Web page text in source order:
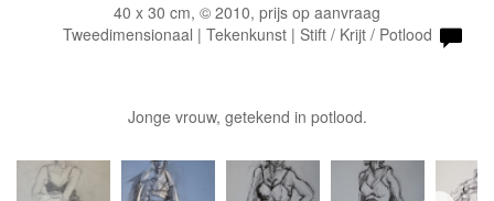
40 x 30 cm, © 2010, prijs op aanvraag
Tweedimensionaal | Tekenkunst | Stift / Krijt / Potlood
Jonge vrouw, getekend in potlood.